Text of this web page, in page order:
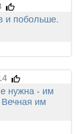
и побольше.
нужна - им
им